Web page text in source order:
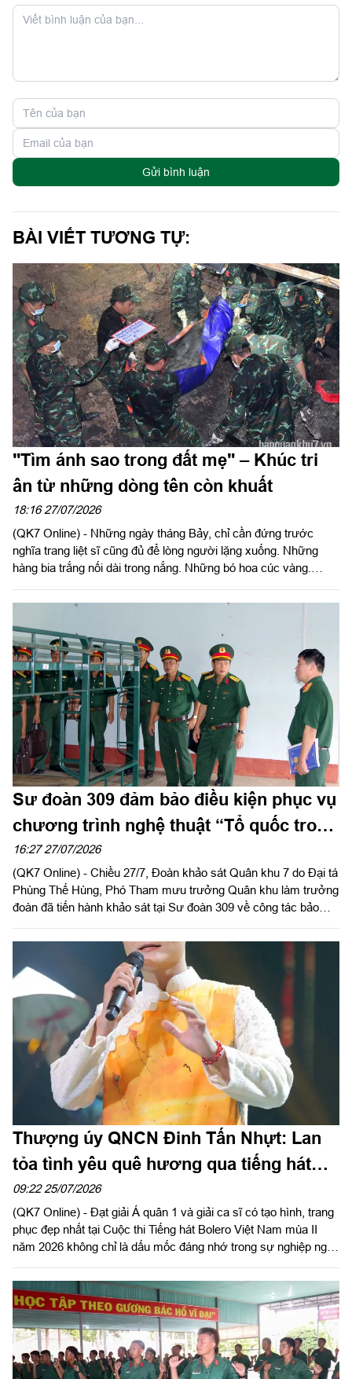
Gửi bình luận
BÀI VIẾT TƯƠNG TỰ:
"Tìm ánh sao trong đất mẹ" – Khúc tri
ân từ những dòng tên còn khuất
18:16 27/07/2026
(QK7 Online) - Những ngày tháng Bảy, chỉ cần đứng trước
nghĩa trang liệt sĩ cũng đủ để lòng người lặng xuống. Những
hàng bia trắng nối dài trong nắng. Những bó hoa cúc vàng.
khắc lên đá, vẫn còn không ít tấm bia chỉ ghi vỏn vẹn: "Liệt sĩ
chưa xác định được thông tin". Đó là những khoảng lặng chưa
khép lại của chiến tranh...
Sư đoàn 309 đảm bảo điều kiện phục vụ
chương trình nghệ thuật “Tổ quốc trong
tim” năm 2026
16:27 27/07/2026
(QK7 Online) - Chiều 27/7, Đoàn khảo sát Quân khu 7 do Đại tá
Phùng Thế Hùng, Phó Tham mưu trưởng Quân khu làm trưởng
đoàn đã tiến hành khảo sát tại Sư đoàn 309 về công tác bảo
lượng tham gia Chương trình nghệ thuật “Tổ quốc trong tim” do
Báo Nhân Dân tổ chức năm 2026.
Thượng úy QNCN Đinh Tấn Nhựt: Lan
tỏa tình yêu quê hương qua tiếng hát
Bolero
09:22 25/07/2026
(QK7 Online) - Đạt giải Á quân 1 và giải ca sĩ có tạo hình, trang
phục đẹp nhất tại Cuộc thi Tiếng hát Bolero Việt Nam mùa II
năm 2026 không chỉ là dấu mốc đáng nhớ trong sự nghiệp nghệ
Văn công Quân khu 7, mà còn là niềm tự hào của những người
làm công tác văn hóa, văn nghệ trong LLVT Quân khu.